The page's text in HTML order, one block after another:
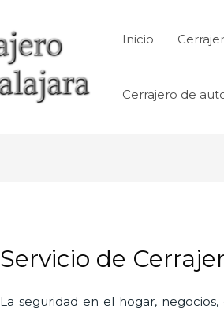
Inicio
Cerrajero de
Servicio de
La seguridad en el hogar,